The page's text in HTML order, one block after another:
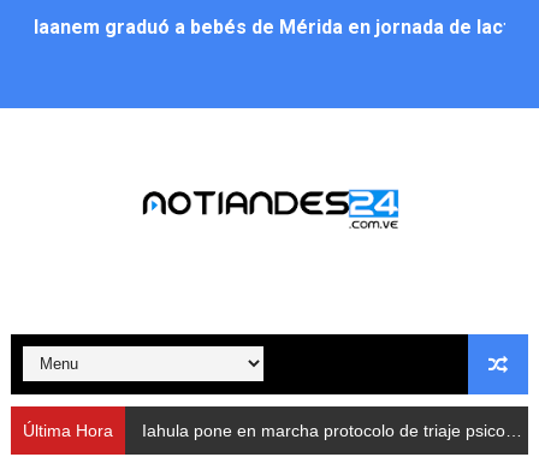
Iaanem graduó a bebés de Mérida en jornada de
Alcalde Nelson Álvarez llevó jornada recreativa a la
Nevado Gas optimiza servicio residencial en la
Balance semestral impulsa inclusión y atención a
Plan Vacacional Comunitario “Ríe 2026” recorre las
Última Hora Iahula pone en marcha protocolo de triaje psicosocial para atender a rescatistas